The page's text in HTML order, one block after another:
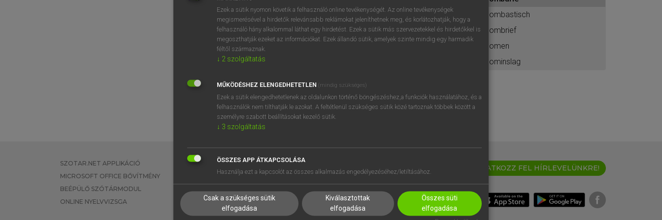
BELÉPÉS
próbaverziójának elindításához
regisztrálok ésbelépek.
REGISZTRÁCIÓ
bombastisch
bombrief
bomen
bominslag
SZOTAR.NET APPLIKÁCIÓ
MICROSOFT OFFICE BŐVÍTMÉNY
BEÉPÜLŐ SZÓTÁRMODUL
ONLINE NYELVVIZSGA
EGYÉNI FELHASZNÁLÓKNAK
TANULÓKNAK
VÁLLALATI MEGOLDÁSOK
SÚGÓ
RÓLUNK
SÜTI BEÁLLÍTÁSOK
IRATKOZZ FEL HÍRLEVELÜNKRE!
Ezek a sütik nyomon követik a felhasználó online tevékenységét. Az online tevékenységek
megismerésével a hirdetők relevánsabb reklámokat jeleníthetnek meg, és korlátozhatják, hogy a
felhasználó hány alkalommal láthat egy hirdetést. Ezek a sütik más szervezetekkel és hirdetőkkel is
megoszthatják ezeket az információkat. Ezek állandó sütik, amelyek szinte mindig egy harmadik
féltől származnak.
↓ 2 szolgáltatás
MŰKÖDÉSHEZ ELENGEDHETETLEN (mindig szükséges)
Ezek a sütik elengedhetetlenek az oldalunkon történő böngészéshez,a funkciók használatához, és a
felhasználók nem tilthatják le azokat. A feltétlenül szükséges sütik közé tartoznak többek között a
személyre szabott beállításokat kezelő sütik.
↓ 3 szolgáltatás
ÖSSZES APP ÁTKAPCSOLÁSA
Használja ezt a kapcsolót az összes alkalmazás engedélyezéséhez/letiltásához.
Csak a szükséges sütik
elfogadása
Kiválasztottak
elfogadása
Összes süti
elfogadása